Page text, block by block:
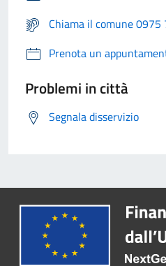
Chiama il comune 0975
Prenota un
Problemi in città
Segnala disservizio